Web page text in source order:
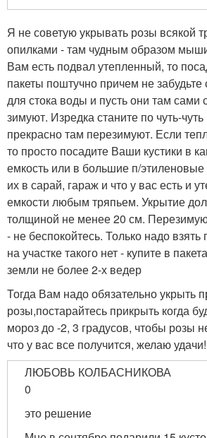
Я не советую укрывать розы всякой
опилками - там чудным образом
Вам есть подвал утепленный, то
пакеты поштучно причем не забудьте
для стока воды и пусть они там сами
зимуют. Изредка станите по чуть-
прекрасно там перезимуют. Если
то просто посадите Ваши кустики в
емкость или в большие п/этиленовые
их в сарай, гараж и что у вас есть и
емкости любым тряпьем. Укрытие
толщиной не менее 20 см.
- не беспокойтесь. Только надо взять
на участке такого нет - купите в
земли не более 2-х ведер
Тогда Вам надо обязательно укрыть
розы,постарайтесь прикрыть когда
мороз до -2, 3 градусов, чтобы розы
что у вас все получится, желаю удачи!
ЛЮБОВЬ КОЛБАСНИКОВА
0
это решение